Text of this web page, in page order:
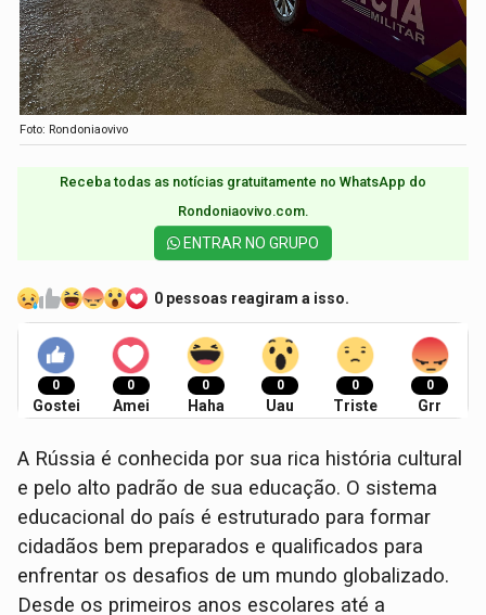
Foto: Rondoniaovivo
Receba todas as notícias gratuitamente no WhatsApp do
Rondoniaovivo.com.​
ENTRAR NO GRUPO
0 pessoas reagiram a isso.
0
Gostei
0
Amei
0
Haha
0
Uau
0
Triste
0
Grr
A Rússia é conhecida por sua rica história cultural
e pelo alto padrão de sua educação. O sistema
educacional do país é estruturado para formar
cidadãos bem preparados e qualificados para
enfrentar os desafios de um mundo globalizado.
Desde os primeiros anos escolares até a